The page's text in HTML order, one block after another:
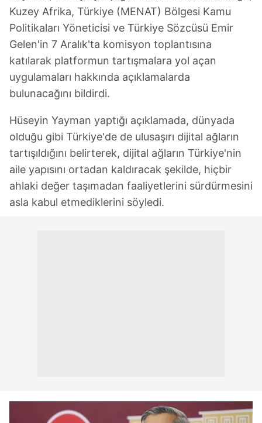
Kuzey Afrika, Türkiye (MENAT) Bölgesi Kamu
Politikaları Yöneticisi ve Türkiye Sözcüsü Emir
Gelen'in 7 Aralık'ta komisyon toplantısına
katılarak platformun tartışmalara yol açan
uygulamaları hakkında açıklamalarda
bulunacağını bildirdi.
Hüseyin Yayman yaptığı açıklamada, dünyada
olduğu gibi Türkiye'de de ulusaşırı dijital ağların
tartışıldığını belirterek, dijital ağların Türkiye'nin
aile yapısını ortadan kaldıracak şekilde, hiçbir
ahlaki değer taşımadan faaliyetlerini sürdürmesini
asla kabul etmediklerini söyledi.